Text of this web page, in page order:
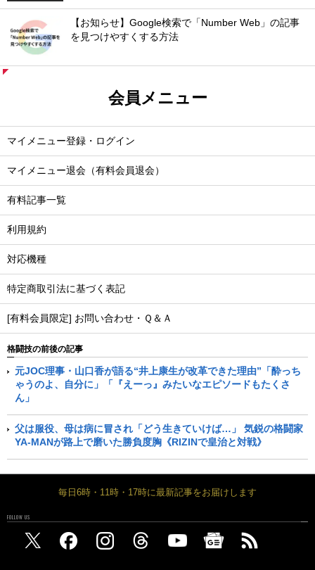
【お知らせ】Google検索で「Number Web」の記事
を見つけやすくする方法
会員メニュー
マイメニュー登録・ログイン
マイメニュー退会（有料会員退会）
有料記事一覧
利用規約
対応機種
特定商取引法に基づく表記
[有料会員限定] お問い合わせ・Ｑ＆Ａ
格闘技の前後の記事
元JOC理事・山口香が語る“井上康生が改革できた理由”「酔っち
ゃうのよ、自分に」「『えーっ』みたいなエピソードもたくさ
ん」
父は服役、母は病に冒され「どう生きていけば…」 気鋭の格闘家
YA-MANが路上で磨いた勝負度胸《RIZINで皇治と対戦》
毎日6時・11時・17時に最新記事をお届けします
FOLLOW US